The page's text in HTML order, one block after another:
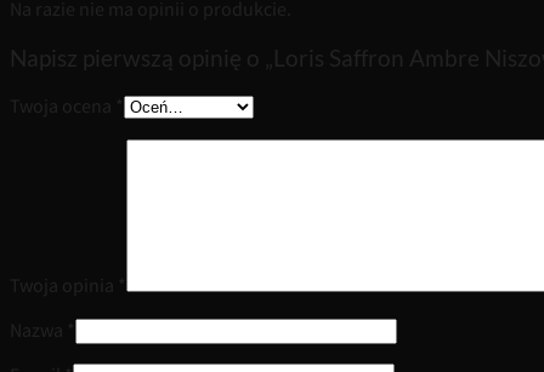
Na razie nie ma opinii o produkcie.
Napisz pierwszą opinię o „Loris Saffron Ambre
Twoja ocena
Twoja opinia
Nazwa